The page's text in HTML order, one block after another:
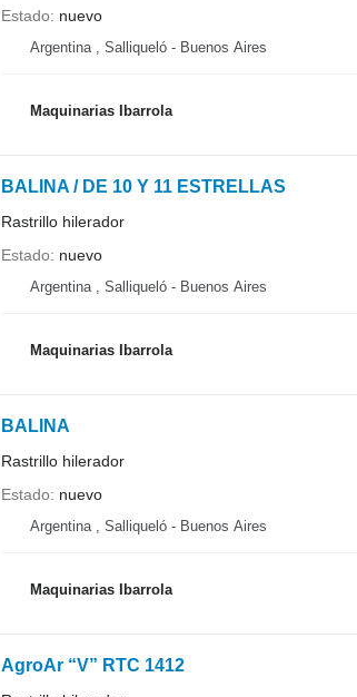
Estado
nuevo
Argentina , Salliqueló - Buenos Aires
Maquinarias Ibarrola
BALINA / DE 10 Y 11 ESTRELLAS
Rastrillo hilerador
Estado
nuevo
Argentina , Salliqueló - Buenos Aires
Maquinarias Ibarrola
BALINA
Rastrillo hilerador
Estado
nuevo
Argentina , Salliqueló - Buenos Aires
Maquinarias Ibarrola
AgroAr “V” RTC 1412